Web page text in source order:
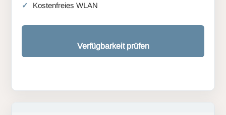
Kostenfreies WLAN
Verfügbarkeit prüfen